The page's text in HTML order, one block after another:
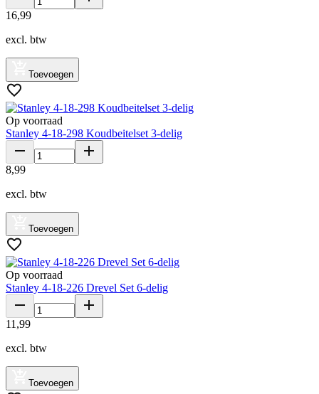
16,99
excl. btw
Toevoegen
Op voorraad
Stanley 4-18-298 Koudbeitelset 3-delig
8,99
excl. btw
Toevoegen
Op voorraad
Stanley 4-18-226 Drevel Set 6-delig
11 ,99
excl. btw
Toevoegen